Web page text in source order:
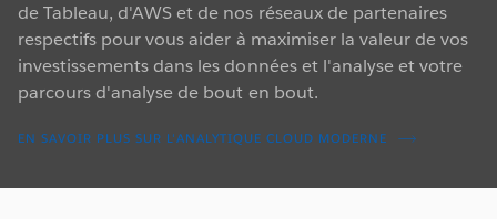
de Tableau, d'AWS et de nos réseaux de partenaires
respectifs pour vous aider à maximiser la valeur de vos
investissements dans les données et l'analyse et votre
parcours d'analyse de bout en bout.
EN SAVOIR PLUS SUR L'ANALYTIQUE CLOUD MODERNE